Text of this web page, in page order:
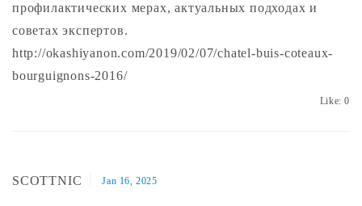
профилактических мерах, актуальных подходах и
советах экспертов.
http://okashiyanon.com/2019/02/07/chatel-buis-coteaux-
bourguignons-2016/
Like:0
SCOTTNIC Jan 16, 2025